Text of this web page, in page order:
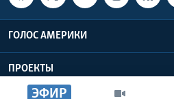
ЭФИР
ГОЛОС АМЕРИКИ
ПРОЕКТЫ